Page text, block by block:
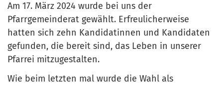
Am 17. März 2024 wurde bei uns der
Pfarrgemeinderat gewählt. Erfreulicherweise
hatten sich zehn Kandidatinnen und Kandidaten
gefunden, die bereit sind, das Leben in unserer
Pfarrei mitzugestalten.
Wie beim letzten mal wurde die Wahl als